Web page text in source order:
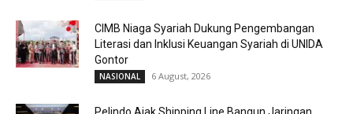
CIMB Niaga Syariah Dukung Pengembangan
Literasi dan Inklusi Keuangan Syariah di UNIDA
Gontor
NASIONAL 6 August, 2026